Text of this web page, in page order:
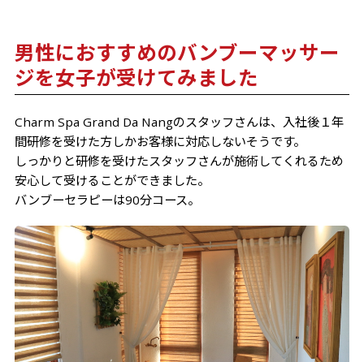
男性におすすめのバンブーマッサー
ジを女子が受けてみました
Charm Spa Grand Da Nangのスタッフさんは、入社後１年
間研修を受けた方しかお客様に対応しないそうです。
しっかりと研修を受けたスタッフさんが施術してくれるため
安心して受けることができました。
バンブーセラピーは90分コース。